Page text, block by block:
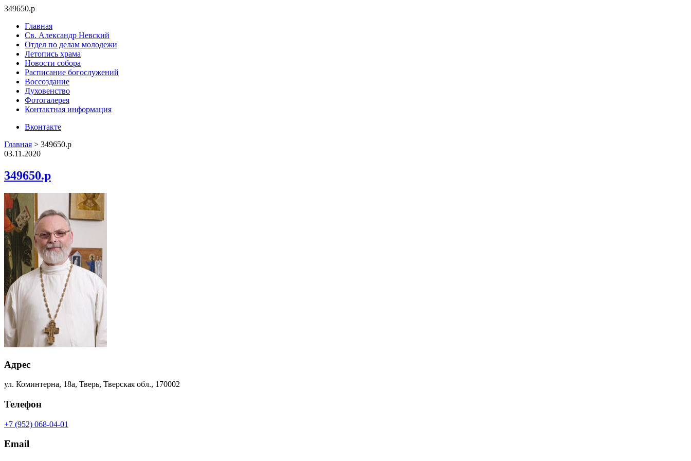
349650.p
Главная
Св. Александр Невский
Отдел по делам молодежи
Летопись храма
Новости собора
Расписание богослужений
Воссоздание
Духовенство
Фотогалерея
Контактная информация
Вконтакте
Главная > 349650.p
03.11.2020
349650.p
Адрес
ул. Коминтерна, 18а, Тверь, Тверская обл., 170002
Телефон
+7 (952) 068-04-01
Email